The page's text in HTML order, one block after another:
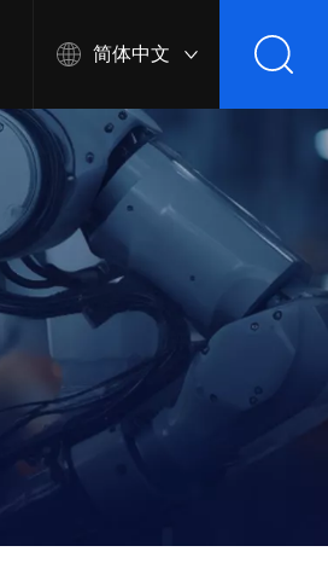
简体中文